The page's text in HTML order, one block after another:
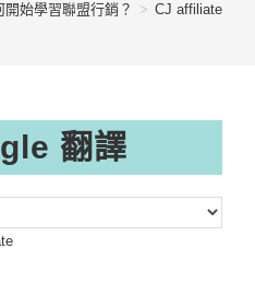
始學習聯盟行銷？ > CJ affiliate
翻譯